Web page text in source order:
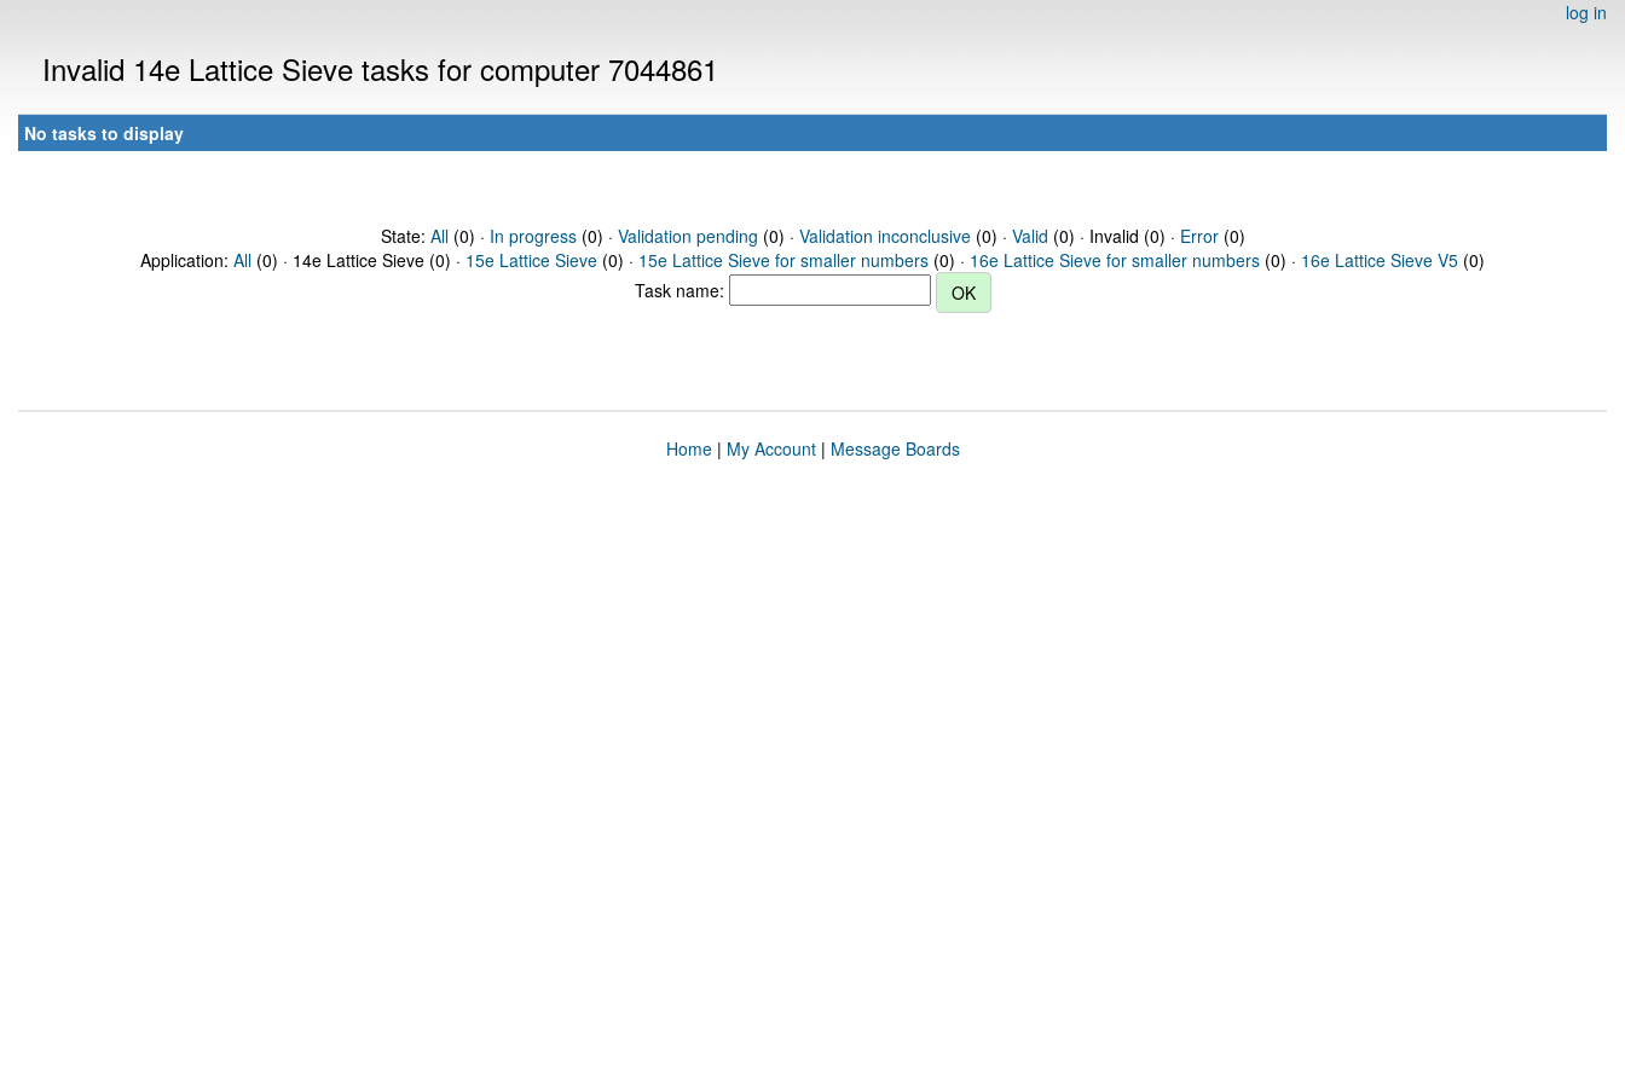
log in
Invalid 14e Lattice Sieve tasks for computer 7044861
No tasks to display
State: All(0) · In progress(0) · Validation pending (0) · Validation inconclusive(0) · Valid (0) · Invalid (0) · Error(0)
Application: All (0) · 14e Lattice Sieve (0) · 15e Lattice Sieve (0) · 15e Lattice Sieve for smaller numbers (0) · 16e Lattice Sieve for smaller numbers (0) · 16e Lattice Sieve V5 (0)
Task name:
Home| My Account| Message Boards